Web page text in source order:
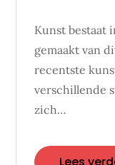
Kunst bestaat
gemaakt van
recentste
verschillende
zich…